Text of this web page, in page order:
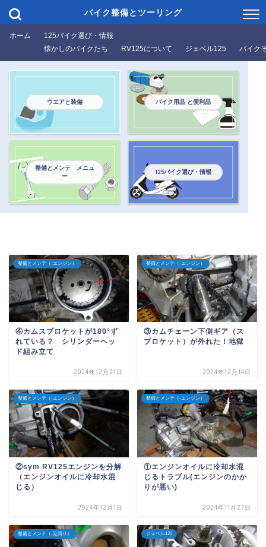
バイク整備とツーリング
ホーム
125バイク選び・情報
懐かしのバイクたち
RV125について ジェベル125 バイク
ウエアと装備 バイク用品 と便利品
整備とメンテ メニュ
ー
125バイク選び・情報
整備とメンテ（-エンジン）
④カムスプロケットが180°ず
れている？ シリンダーヘッ
ド組み立て
2024年12月21日
整備とメンテ（-エンジン）
③カムチェーン下側ギア（ス
プロケット）が外れた！地獄
2024年12月14日
整備とメンテ（-エンジン）
②sym RV125エンジンを分解
（エンジンオイルに冷却水混
じる）
2024年12月1日
整備とメンテ（-エンジン）
①エンジンオイルに冷却水混
じるトラブル(エンジンのかか
りが悪い)
2024年11月27日
整備とメンテ（-足回り） ジェベル125